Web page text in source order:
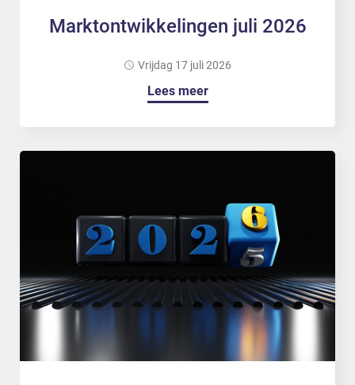
Marktontwikkelingen juli 2026
vrijdag 17 juli 2026
Lees meer